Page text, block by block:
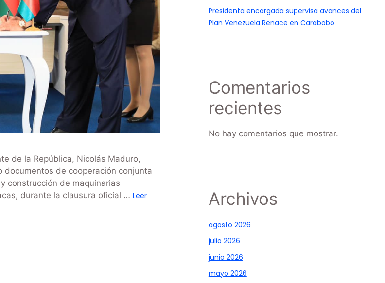
de la República, Nicolás Maduro,
documentos de cooperación conjunta
construcción de maquinarias
durante la clausura oficial … Leer
Presidenta encargada supervisa avances del
Plan Venezuela Renace en Carabobo
Comentarios
recientes
No hay comentarios que mostrar.
Archivos
agosto 2026
julio 2026
junio 2026
mayo 2026